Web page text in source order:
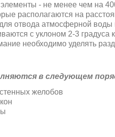
- не менее чем на
располагаются на
отвода атмосферной воды
с уклоном 2-3
необходимо уделять
в следующем
желобов